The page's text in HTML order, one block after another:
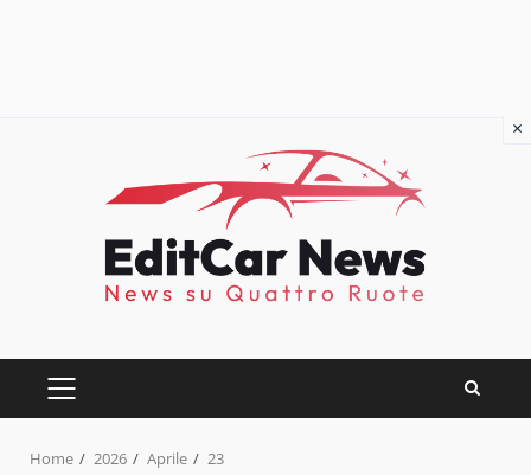
PRIMARY
MENU
Home 2026 Aprile 23
×